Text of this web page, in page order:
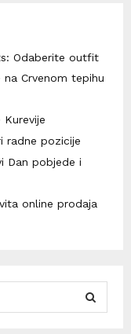
Odaberite outfit
Crvenom tepihu
radne pozicije
Dan pobjede i
online prodaja